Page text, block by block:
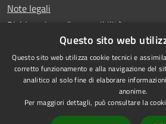
Note legali
Dichiarazione di accessibilità
RSS
Accessibilità
Questo sito web
Questo sito web utilizza cookie tecnici e
corretto funzionamento e alla navigazione del
analitico al solo fine di elaborare
anonime.
Per maggiori dettagli, può consultare la